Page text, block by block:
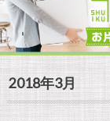
2018年3月